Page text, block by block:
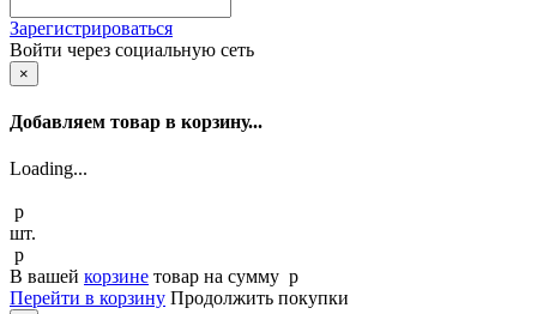
Зарегистрироваться
Войти через социальную сеть
×
Добавляем товар в корзину...
Loading...
p
шт.
p
В вашей корзине товар на сумму p
Перейти в корзину Продолжить покупки